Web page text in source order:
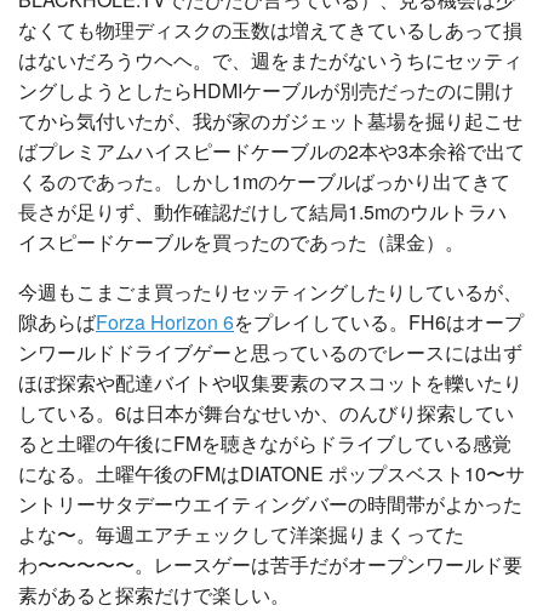
なくても物理ディスクの玉数は増えてきているしあって損
はないだろうウヘヘ。で、週をまたがないうちにセッティ
ングしようとしたらHDMIケーブルが別売だったのに開け
てから気付いたが、我が家のガジェット墓場を掘り起こせ
ばプレミアムハイスピードケーブルの2本や3本余裕で出て
くるのであった。しかし1mのケーブルばっかり出てきて
長さが足りず、動作確認だけして結局1.5mのウルトラハ
イスピードケーブルを買ったのであった（課金）。
今週もこまごま買ったりセッティングしたりしているが、
隙あらばForza Horizon 6をプレイしている。FH6はオープ
ンワールドドライブゲーと思っているのでレースには出ず
ほぼ探索や配達バイトや収集要素のマスコットを轢いたり
している。6は日本が舞台なせいか、のんびり探索してい
ると土曜の午後にFMを聴きながらドライブしている感覚
になる。土曜午後のFMはDIATONE ポップスベスト10〜サ
ントリーサタデーウエイティングバーの時間帯がよかった
よな〜。毎週エアチェックして洋楽掘りまくってた
わ〜〜〜〜〜。レースゲーは苦手だがオープンワールド要
素があると探索だけで楽しい。